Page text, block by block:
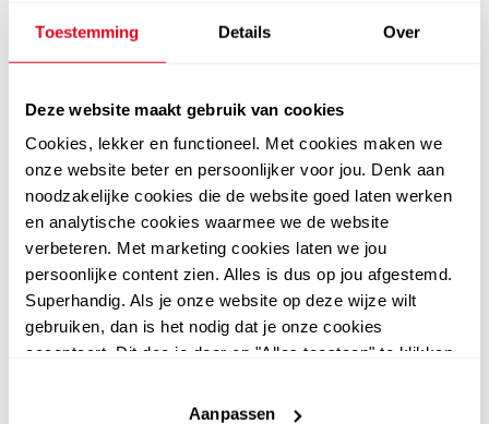
Toestemming Details Over
Deze website maakt gebruik van cookies
Cookies, lekker en functioneel. Met cookies maken we
onze website beter en persoonlijker voor jou. Denk aan
noodzakelijke cookies die de website goed laten werken
en analytische cookies waarmee we de website
verbeteren. Met marketing cookies laten we jou
persoonlijke content zien. Alles is dus op jou afgestemd.
Superhandig. Als je onze website op deze wijze wilt
gebruiken, dan is het nodig dat je onze cookies
accepteert. Dit doe je door op "Alles toestaan" te klikken.
website niet optimaal functioneert.
Aanpassen